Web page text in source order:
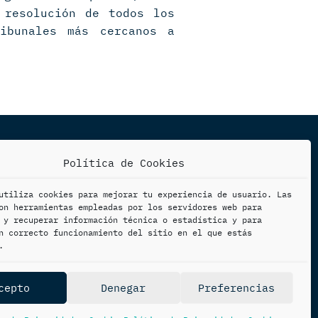
Política de Cookies
utiliza cookies para mejorar tu experiencia de usuario. Las
herramientas empleadas por los servidores web para
y recuperar información técnica o estadística y para
correcto funcionamiento del sitio en el que estás
Denegar Preferencias
resolución de todos los
más cercanos a
basados en Java y Clojure.